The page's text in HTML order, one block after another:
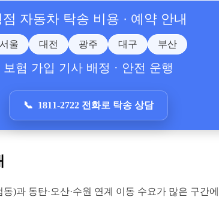
점 자동차 탁송 비용 · 예약 안내
서울 대전 광주 대구 부산
보험 가입 기사 배정 · 안전 운행
1811-2722 전화로 탁송 상담
)과 동탄·오산·수원 연계 이동 수요가 많은 구간